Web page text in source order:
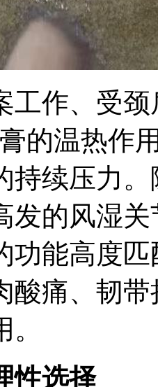
工作、受
的温热作
持续压力
发的风湿
功能高度
酸痛、韧
性选择